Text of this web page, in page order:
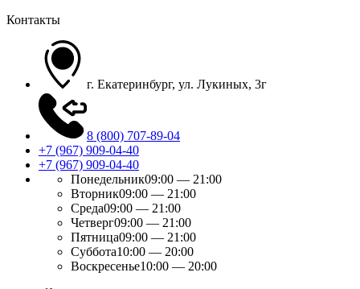
Контакты
г. Екатеринбург, ул. Лукиных, 3г
8 (800) 707-89-04
+7 (967) 909-04-40
+7 (967) 909-04-40
Понедельник09:00 — 21:00
Вторник09:00 — 21:00
Среда09:00 — 21:00
Четверг09:00 — 21:00
Пятница09:00 — 21:00
Суббота10:00 — 20:00
Воскресенье10:00 — 20:00